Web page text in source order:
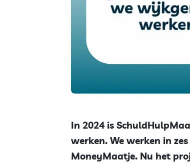
In 2024 is
werken. We werken in
MoneyMaatje. Nu het